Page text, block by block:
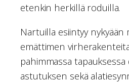
etenkin herkillä roduilla.
Nartuilla esiintyy nykyään
emättimen
pahimmassa
astutuksen sekä